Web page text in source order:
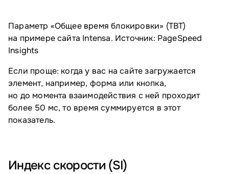
Параметр «Общее время блокировки» (TBT)
на примере сайта Intensa. Источник: PageSpeed
Insights
Если проще: когда у вас на сайте загружается
элемент, например, форма или кнопка,
но до момента взаимодействия с ней проходит
более 50 мс, то время суммируется в этот
показатель.
Индекс скорости (SI)